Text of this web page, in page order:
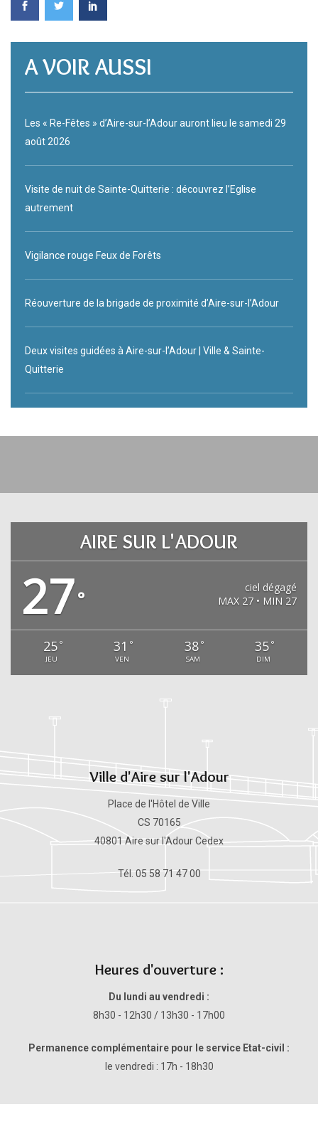
A VOIR AUSSI
Les « Re-Fêtes » d’Aire-sur-l’Adour auront lieu le samedi 29
août 2026
Visite de nuit de Sainte-Quitterie : découvrez l’Eglise
autrement
Vigilance rouge Feux de Forêts
Réouverture de la brigade de proximité d’Aire-sur-l’Adour
Deux visites guidées à Aire-sur-l’Adour | Ville & Sainte-
Quitterie
AIRE SUR L'ADOUR
27°
ciel dégagé
MAX 27 • MIN 27
25 °
JEU
31 °
VEN
38 °
SAM
35 °
DIM
Ville d'Aire sur l'Adour
Place de l'Hôtel de Ville
CS 70165
40801 Aire sur l'Adour Cedex
Tél. 05 58 71 47 00
Heures d'ouverture :
Du lundi au vendredi :
8h30 - 12h30 / 13h30 - 17h00
Permanence complémentaire pour le service Etat-civil :
le vendredi : 17h - 18h30